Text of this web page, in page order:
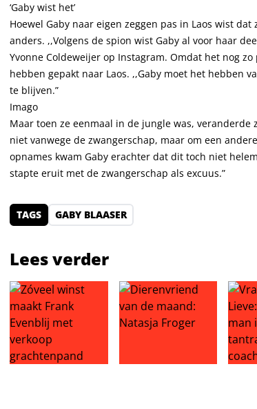
‘Gaby wist het’
Hoewel Gaby naar eigen zeggen pas in Laos wist
anders. ,,Volgens de spion wist Gaby al voor haar
Yvonne Coldeweijer op Instagram. Omdat het nog
hebben gepakt naar Laos. ,,Gaby moet het hebben
te blijven.”
Imago
Maar toen ze eenmaal in de jungle was, veranderde
niet vanwege de zwangerschap, maar om een
opnames kwam Gaby erachter dat dit toch niet
stapte eruit met de zwangerschap als excuus.”
TAGS GABY BLAASER
Lees verder